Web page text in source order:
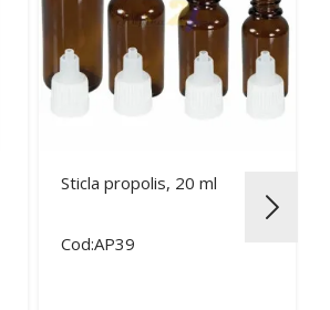
Sticla propolis, 20 ml
Cod:AP39